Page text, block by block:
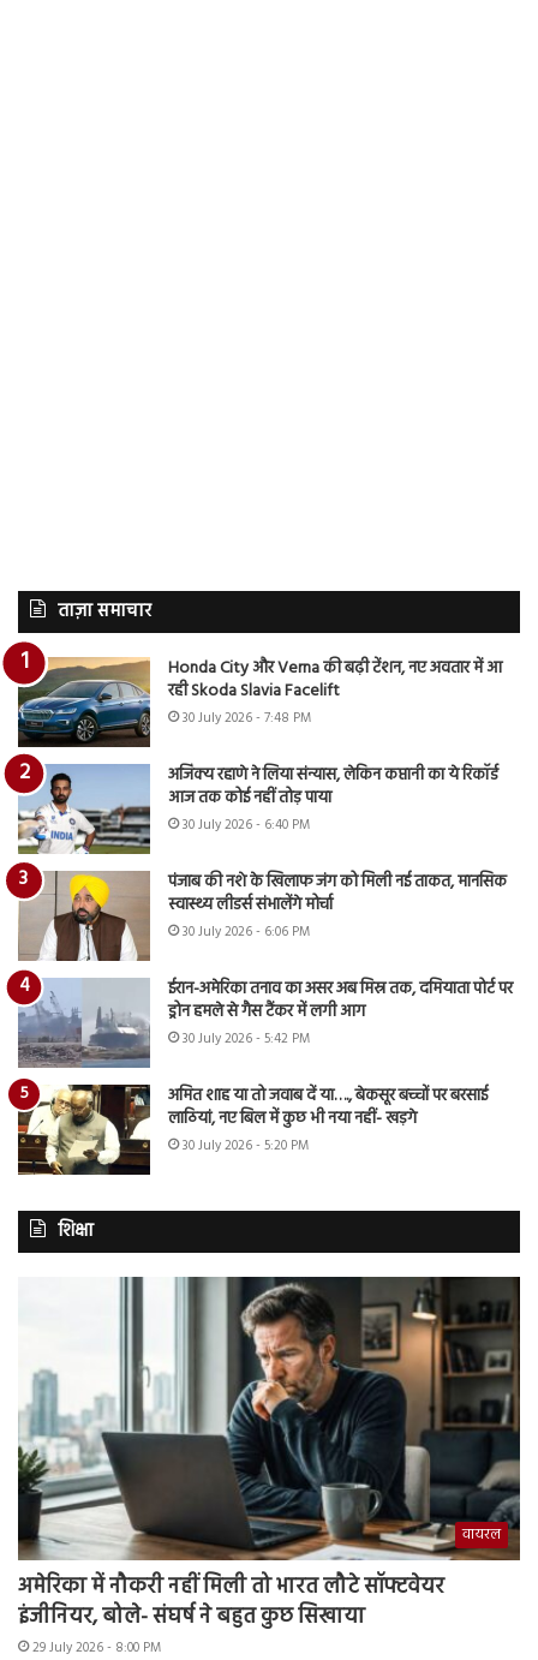
ताज़ा समाचार
Honda City और Verna की बढ़ी टेंशन, नए अवतार में आ
रही Skoda Slavia Facelift
30 July 2026 - 7:48 PM
अजिंक्य रहाणे ने लिया संन्यास, लेकिन कप्तानी का ये रिकॉर्ड
आज तक कोई नहीं तोड़ पाया
30 July 2026 - 6:40 PM
पंजाब की नशे के खिलाफ जंग को मिली नई ताकत, मानसिक
स्वास्थ्य लीडर्स संभालेंगे मोर्चा
30 July 2026 - 6:06 PM
ईरान-अमेरिका तनाव का असर अब मिस्र तक, दमियाता पोर्ट पर
ड्रोन हमले से गैस टैंकर में लगी आग
30 July 2026 - 5:42 PM
अमित शाह या तो जवाब दें या…., बेकसूर बच्चों पर बरसाई
लाठियां, नए बिल में कुछ भी नया नहीं- खड़गे
30 July 2026 - 5:20 PM
शिक्षा
वायरल
अमेरिका में नौकरी नहीं मिली तो भारत लौटे सॉफ्टवेयर
इंजीनियर, बोले- संघर्ष ने बहुत कुछ सिखाया
29 July 2026 - 8:00 PM